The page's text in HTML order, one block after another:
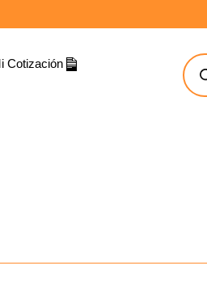
Cotización